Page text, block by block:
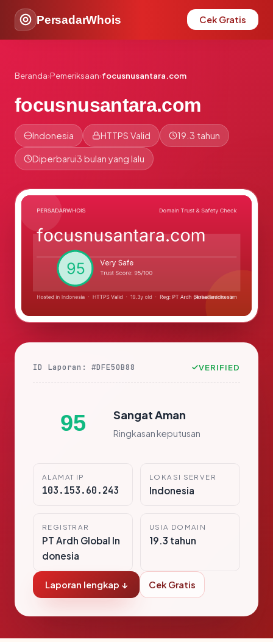
PersadarWhois Cek Gratis
Beranda›Pemeriksaan›focusnusantara.com
focusnusantara.com
Indonesia HTTPS Valid 19.3 tahun
Diperbarui3 bulan yang lalu
ID Laporan: #DFE50B88 VERIFIED
95 Sangat Aman
Ringkasan keputusan
ALAMAT IP
103.153.60.243
LOKASI SERVER
Indonesia
REGISTRAR
PT Ardh Global In
donesia
USIA DOMAIN
19.3 tahun
Laporan lengkap ↓ Cek Gratis